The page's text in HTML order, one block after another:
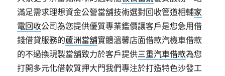
滿足需求理想資金公營當舖技術選對回收管道相輔家
電回收公司為您提供優質專業鑑價讓客戶是您急用借
錢借貸服務的蘆洲當舖實體溫馨店面借款汽機車借款
的不過換現製當舖致力於客戶提供三重汽車借款為您
打開多元化借款質押大門我們專注於打造特色沙發工